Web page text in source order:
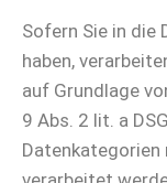
Sofern Sie in die
haben,
auf Grundlage
9 Abs. 2 lit. a
Datenkategorien